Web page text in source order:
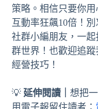
策略。相信只要你
互動率狂飆10倍！
社群小編朋友，一
群世界！也歡迎追
經營技巧！
💡 延伸閱讀｜ 想把
用電子報留住讀者：